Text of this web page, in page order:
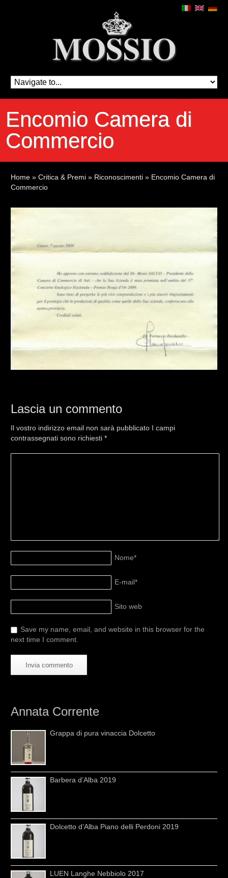
Encomio Camera di
Commercio
Home » Critica & Premi » Riconoscimenti » Encomio Camera di
Commercio
Lascia un commento
Il vostro indirizzo email non sarà pubblicato I campi
contrassegnati sono richiesti*
Nome*
E-mail*
Sito web
Save my name, email, and website in this browser for the
next time I comment.
Annata Corrente
Grappa di pura vinaccia Dolcetto
Barbera d’Alba 2019
Dolcetto d’Alba Piano delli Perdoni 2019
LUEN Langhe Nebbiolo 2017